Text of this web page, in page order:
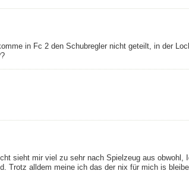
in Fc 2 den Schubregler nicht geteilt, in der
sieht mir viel zu sehr nach Spielzeug aus obwohl,
Trotz alldem meine ich das der nix für mich is